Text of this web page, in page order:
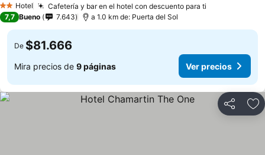
2 Estrellas
Hotel Cafetería y bar en el hotel con descuento para ti
7,7 Bueno 7.643 a 1.0 km de: Puerta del Sol
De $81.666
Mira precios de 9 páginas Ver precios
Compartir